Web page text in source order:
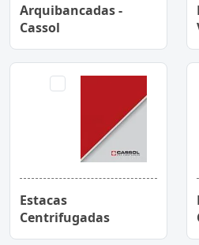
Arquibancadas -
Cassol
Estacas
Centrifugadas